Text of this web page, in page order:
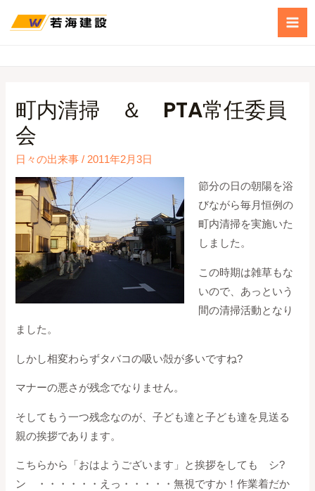
町内清掃 ＆ PTA常任委員
会
日々の出来事 / 2011年2月3日
節分の日の朝陽を浴
びながら毎月恒例の
町内清掃を実施いた
しました。
この時期は雑草もな
いので、あっという
間の清掃活動となり
ました。
しかし相変わらずタバコの吸い殻が多いですね?
マナーの悪さが残念でなりません。
そしてもう一つ残念なのが、子ども達と子ども達を見送る
親の挨拶であります。
こちらから「おはようございます」と挨拶をしても シ?
ン ・・・・・・えっ・・・・・無視ですか！作業着だか